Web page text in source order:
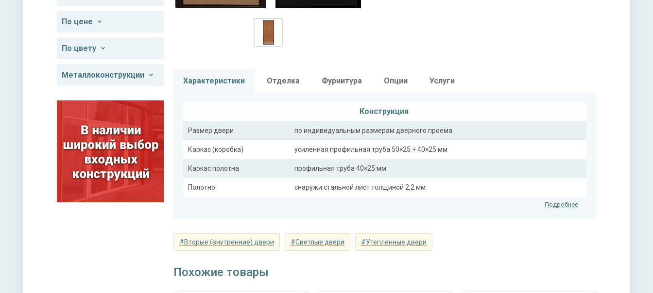
По цене
По цвету
Металлоконструкции
Характеристики Отделка Фурнитура Опции Услуги
Конструкция
Размер двери по индивидуальным размерам дверного проёма
Каркас (коробка) усиленная профильная труба 50×25 + 40×25 мм
Каркас полотна профильная труба 40×25 мм
Полотно снаружи стальной лист толщиной 2,2 мм
Отделка
Подробнее
#Вторые (внутренние) двери #Светлые двери #Утепленные двери
Похожие товары